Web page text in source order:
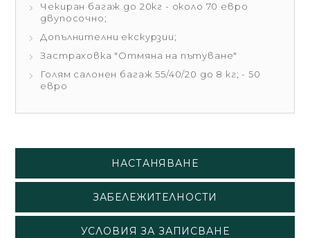
Чекиран багаж до 20кг - около 70 евро
двупосочно;
Допълнителни екскурзии;
Застраховка "Отмяна на пътуване"
Голям салонен багаж 55/40/20 до 8 кг; - 50
евро
НАСТАНЯВАНЕ
ЗАБЕЛЕЖИТЕЛНОСТИ
УСЛОВИЯ ЗА ЗАПИСВАНЕ